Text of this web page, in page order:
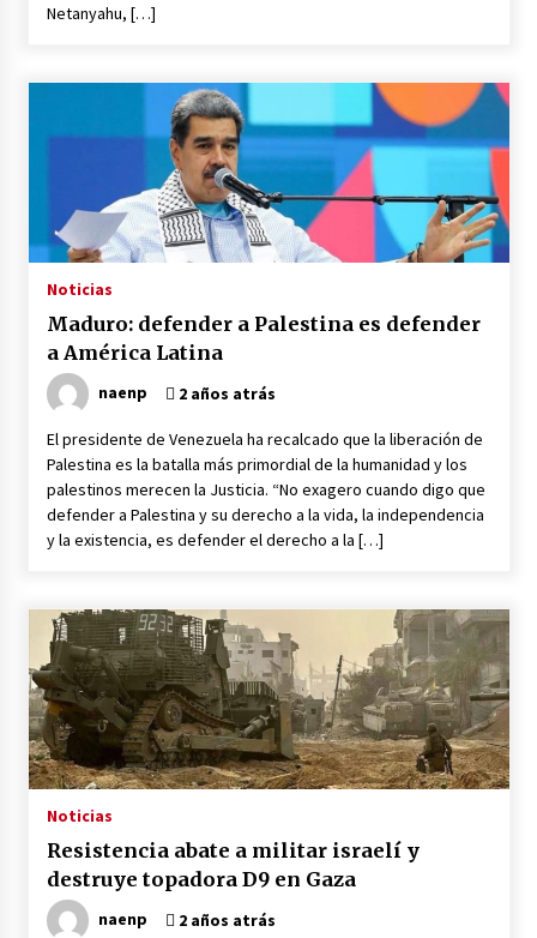
2 días atrás
El resurgimiento del socialismo
2 días atrás
Netanyahu, […]
Noticias
Maduro: defender a Palestina es defender
a América Latina
naenp 2 años atrás
El presidente de Venezuela ha recalcado que la liberación de
Palestina es la batalla más primordial de la humanidad y los
palestinos merecen la Justicia. “No exagero cuando digo que
defender a Palestina y su derecho a la vida, la independencia
y la existencia, es defender el derecho a la […]
Noticias
Resistencia abate a militar israelí y
destruye topadora D9 en Gaza
naenp 2 años atrás